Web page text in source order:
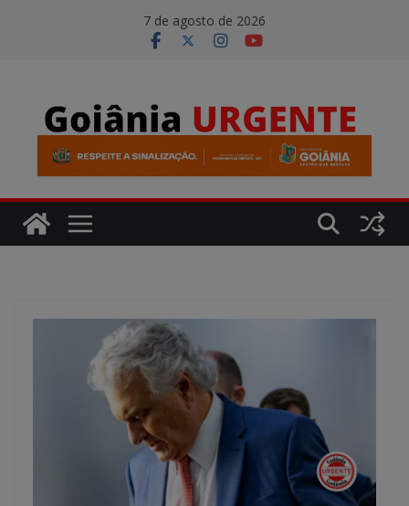
7 de agosto de 2026
modal-check